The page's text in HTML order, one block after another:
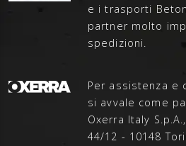
e i trasporti
partner molto
spedizioni.
Per assistenza e
si avvale come
Oxerra Italy
44/12 - 10148